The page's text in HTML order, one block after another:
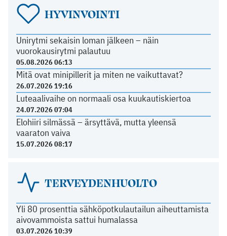
HYVINVOINTI
Unirytmi sekaisin loman jälkeen – näin
vuorokausirytmi palautuu
05.08.2026 06:13
Mitä ovat minipillerit ja miten ne vaikuttavat?
26.07.2026 19:16
Luteaalivaihe on normaali osa kuukautiskiertoa
24.07.2026 07:04
Elohiiri silmässä – ärsyttävä, mutta yleensä
vaaraton vaiva
15.07.2026 08:17
TERVEYDENHUOLTO
Yli 80 prosenttia sähköpotkulautailun aiheuttamista
aivovammoista sattui humalassa
03.07.2026 10:39